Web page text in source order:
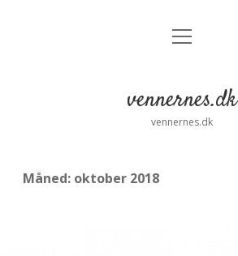
open
vennernes.dk
vennernes.dk
Måned: oktober 2018